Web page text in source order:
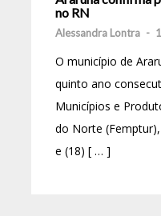
no RN
Alessandra Lontra -
O município de
quinto ano
Municípios e
do Norte
e (18) [ … ]